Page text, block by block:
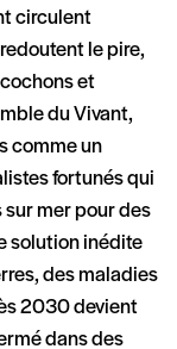
circulent
le pire,
et
du Vivant,
comme un
fortunés qui
mer pour des
solution inédite
des maladies
2030 devient
dans des